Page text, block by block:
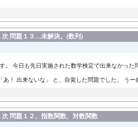
次 問題１３…未解決。(数列)
。 今日も先日実施された数学検定で出来なかっ
あ！ 出来ないな」 と、自覚した問題でした。 う
問題１２、指数関数、対数関数